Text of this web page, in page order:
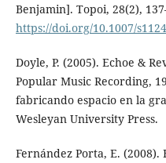
Benjamin]. Topoi, 28(2),
https://doi.org/10.1007/
Doyle, P. (2005). Echoe &
Popular Music Recording,
fabricando espacio en la
Wesleyan University Press.
Fernández Porta, E.